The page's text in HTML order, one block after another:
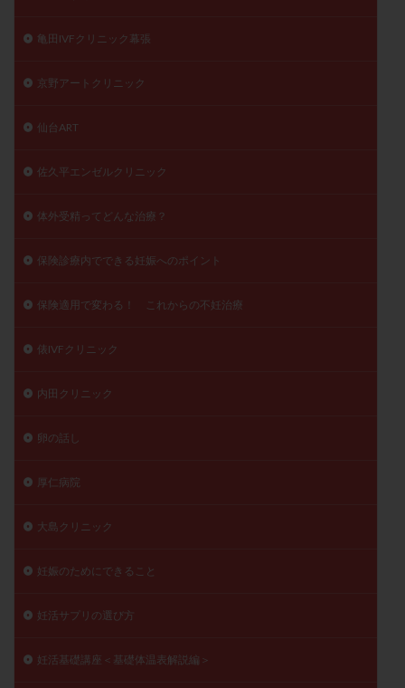
亀田IVFクリニック幕張
京野アートクリニック
仙台ART
佐久平エンゼルクリニック
体外受精ってどんな治療？
保険診療内でできる妊娠へのポイント
保険適用で変わる！ これからの不妊治療
俵IVFクリニック
内田クリニック
卵の話し
厚仁病院
大島クリニック
妊娠のためにできること
妊活サプリの選び方
妊活基礎講座＜基礎体温表解説編＞